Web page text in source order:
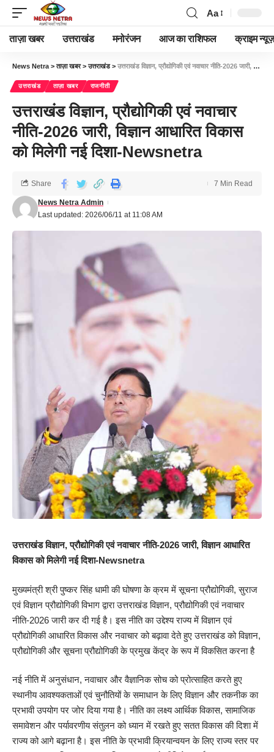
Aa
ताज़ा खबर उत्तराखंड मनोरंजन आज का राशिफल क्राइम न्यूज़
News Netra >ताज़ा खबर>उत्तराखंड> उत्तराखंड विज्ञान, प्रौद्योगिकी एवं नवाचार नीति-2026 जारी, विज्ञान आधारित विकास को मिलेगी नई दिशा-Newsnetra
उत्तराखंड ताज़ा खबर राजनीती
उत्तराखंड विज्ञान, प्रौद्योगिकी एवं नवाचार
नीति-2026 जारी, विज्ञान आधारित विकास
को मिलेगी नई दिशा-Newsnetra
Last updated: 2026/06/11 at 11:08 AM
News Netra Admin
Share 7 Min Read
उत्तराखंड विज्ञान, प्रौद्योगिकी एवं नवाचार नीति-2026 जारी, विज्ञान आधारित
विकास को मिलेगी नई दिशा-Newsnetra
मुख्यमंत्री श्री पुष्कर सिंह धामी की घोषणा के क्रम में सूचना प्रौद्योगिकी, सुराज
एवं विज्ञान प्रौद्योगिकी विभाग द्वारा उत्तराखंड विज्ञान, प्रौद्योगिकी एवं नवाचार
नीति-2026 जारी कर दी गई है। इस नीति का उद्देश्य राज्य में विज्ञान एवं
प्रौद्योगिकी आधारित विकास और नवाचार को बढ़ावा देते हुए उत्तराखंड को विज्ञान,
प्रौद्योगिकी और सूचना प्रौद्योगिकी के प्रमुख केंद्र के रूप में विकसित करना है
नई नीति में अनुसंधान, नवाचार और वैज्ञानिक सोच को प्रोत्साहित करते हुए
स्थानीय आवश्यकताओं एवं चुनौतियों के समाधान के लिए विज्ञान और तकनीक का
प्रभावी उपयोग पर जोर दिया गया है। नीति का लक्ष्य आर्थिक विकास, सामाजिक
समावेशन और पर्यावरणीय संतुलन को ध्यान में रखते हुए सतत विकास की दिशा में
राज्य को आगे बढ़ाना है। इस नीति के प्रभावी क्रियान्वयन के लिए राज्य स्तर पर